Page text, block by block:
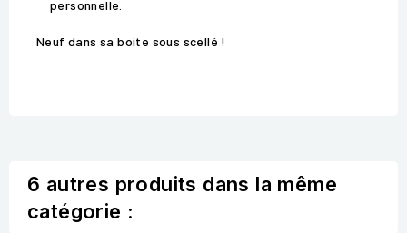
personnelle.
Neuf dans sa boite sous scellé !
6 autres produits dans la même
catégorie :